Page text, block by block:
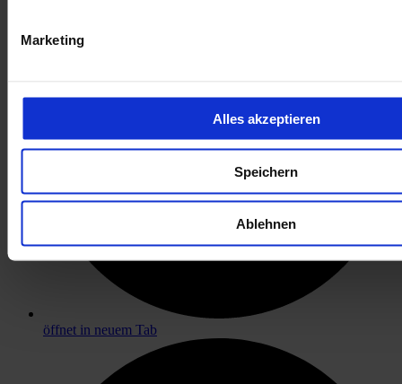
Marketing
Alles akzeptieren
Speichern
Ablehnen
öffnet in neuem Tab